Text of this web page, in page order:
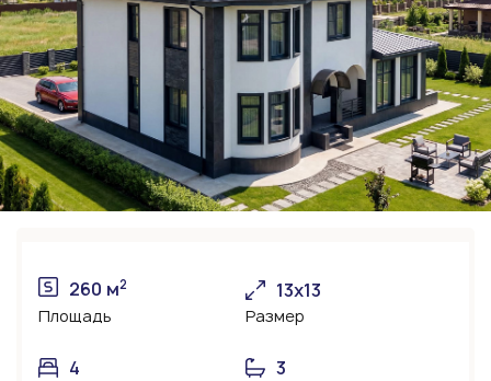
260 м2
Площадь
13х13
Размер
4 3